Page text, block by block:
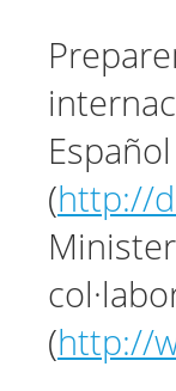
(http://
(http://